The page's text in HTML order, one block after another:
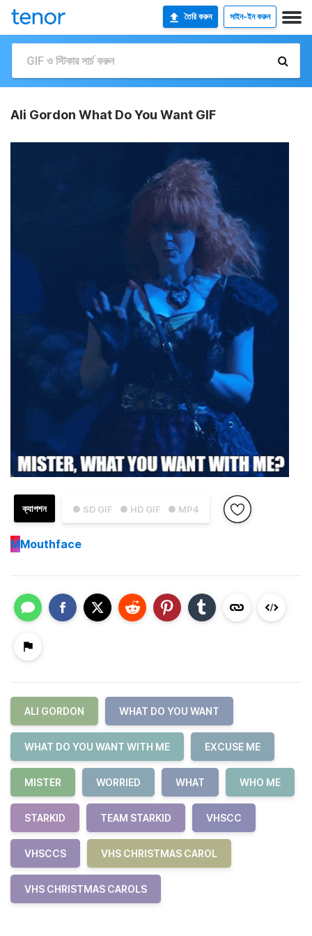
তৈরি করুন সাইন-ইন করুন
Ali Gordon What Do You Want GIF
● SD GIF ● HD GIF ● MP4
ক্যাপশন
MMouthface
ALI GORDON WHAT DO YOU WANT
WHAT DO YOU WANT WITH ME EXCUSE ME
MISTER WORRIED WHAT WHO ME
STARKID TEAM STARKID VHSCC
VHSCCS VHS CHRISTMAS CAROL
VHS CHRISTMAS CAROLS